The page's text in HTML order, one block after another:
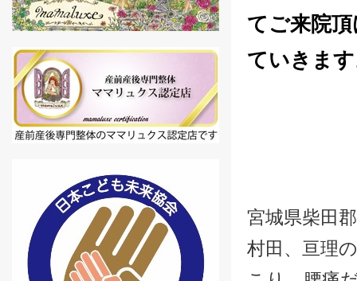
てご来院
ていきま
宮城県柴田
村田、亘理